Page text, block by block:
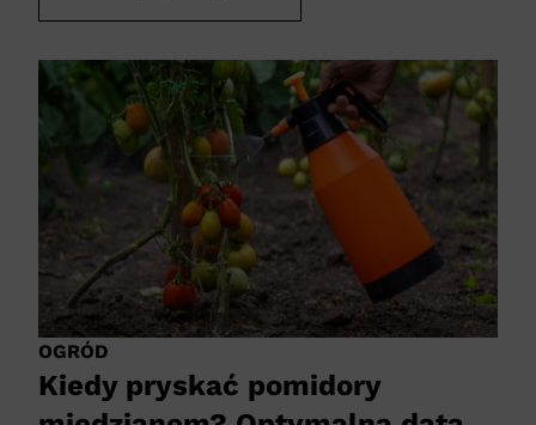
OGRÓD
Kiedy pryskać pomidory